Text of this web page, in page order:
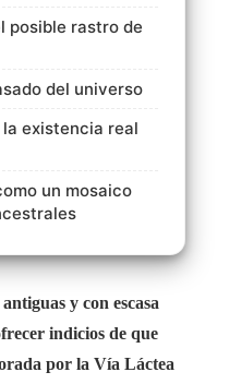
posible rastro de
del universo
existencia real
un mosaico
y con escasa
indicios de que
por la Vía Láctea